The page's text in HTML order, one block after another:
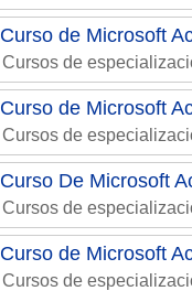
Curso de Microsoft
Cursos de
Curso de Microsoft
Cursos de
Curso De Microsoft
Cursos de
Curso de Microsoft
Cursos de